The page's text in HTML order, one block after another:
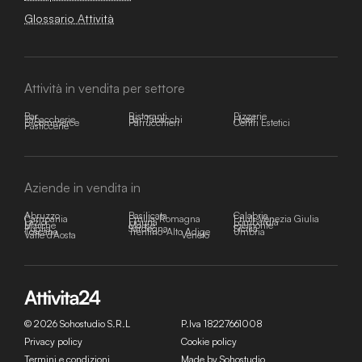
Glossario Attività
Attività in vendita per settore
Bar Ristoranti Pizzerie
Tabaccherie Bar Tabacchi Hotel
E-commerce Parrucchieri Centri Estetici
Pasticcerie
Aziende in vendita in
Abruzzo Basilicata Calabria
Campania Emilia-Romagna Friuli-Venezia Giulia
Lazio Liguria Lombardia
Marche Molise Piemonte
Puglia Sardegna Sicilia
Toscana Trentino-Alto Adige Umbria
Valle d'Aosta Veneto
© 2026 Sohostudio S.R.L
P.Iva 18227661008
Privacy policy
Cookie policy
Termini e condizioni
Made by Sohostudio